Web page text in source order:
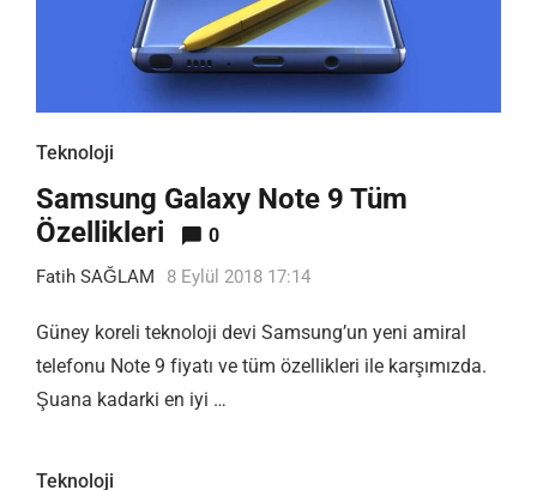
Teknoloji
Samsung Galaxy Note 9 Tüm
Özellikleri
0
Fatih SAĞLAM 8 Eylül 2018 17:14
Güney koreli teknoloji devi Samsung’un yeni amiral
telefonu Note 9 fiyatı ve tüm özellikleri ile karşımızda.
Şuana kadarki en iyi …
Teknoloji